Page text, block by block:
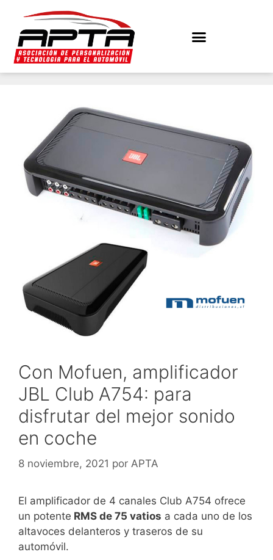
Con Mofuen, amplificador
JBL Club A754: para
disfrutar del mejor sonido
en coche
8 noviembre, 2021 por APTA
El amplificador de 4 canales Club A754 ofrece
un potente RMS de 75 vatios a cada uno de los
altavoces delanteros y traseros de su
automóvil.